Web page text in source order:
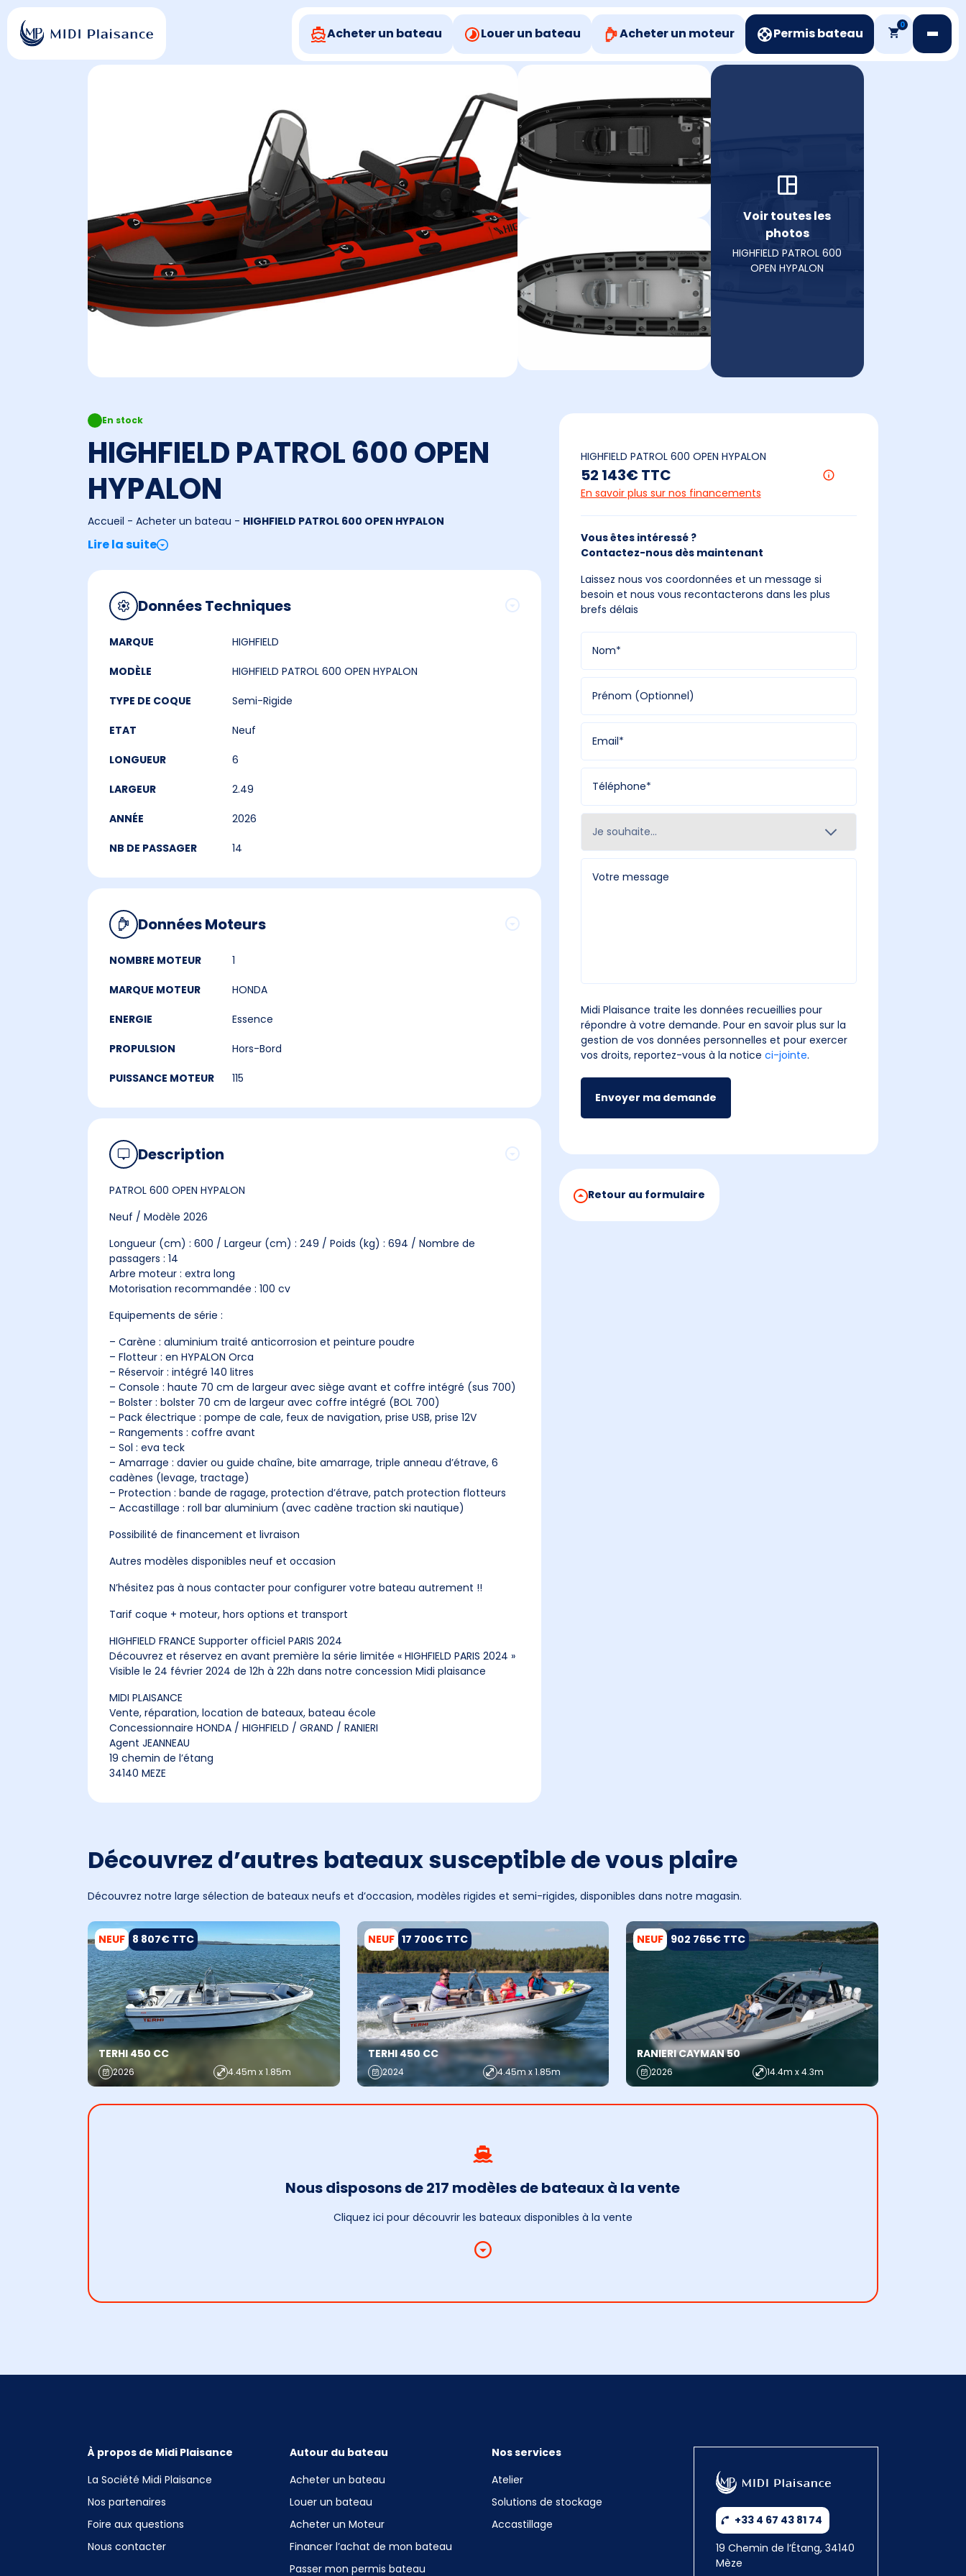
Acheter un bateau Louer un bateau Acheter un moteur Permis bateau
0
Voir toutes les
photos
HIGHFIELD PATROL 600
OPEN HYPALON
En stock
HIGHFIELD PATROL 600 OPEN
HYPALON
Accueil - Acheter un bateau - HIGHFIELD PATROL 600 OPEN HYPALON
Lire la suite
Données Techniques
MARQUE HIGHFIELD
MODÈLE HIGHFIELD PATROL 600 OPEN HYPALON
TYPE DE COQUE Semi-Rigide
ETAT Neuf
LONGUEUR 6
LARGEUR 2.49
ANNÉE 2026
NB DE PASSAGER 14
Données Moteurs
NOMBRE MOTEUR 1
MARQUE MOTEUR HONDA
ENERGIE Essence
PROPULSION Hors-Bord
PUISSANCE MOTEUR 115
Description
PATROL 600 OPEN HYPALON
Neuf / Modèle 2026
Longueur (cm) : 600 / Largeur (cm) : 249 / Poids (kg) : 694 / Nombre de
passagers : 14
Arbre moteur : extra long
Motorisation recommandée : 100 cv
Equipements de série :
– Carène : aluminium traité anticorrosion et peinture poudre
– Flotteur : en HYPALON Orca
– Réservoir : intégré 140 litres
– Console : haute 70 cm de largeur avec siège avant et coffre intégré (sus 700)
– Bolster : bolster 70 cm de largeur avec coffre intégré (BOL 700)
– Pack électrique : pompe de cale, feux de navigation, prise USB, prise 12V
– Rangements : coffre avant
– Sol : eva teck
– Amarrage : davier ou guide chaîne, bite amarrage, triple anneau d’étrave, 6
cadènes (levage, tractage)
– Protection : bande de ragage, protection d’étrave, patch protection flotteurs
– Accastillage : roll bar aluminium (avec cadène traction ski nautique)
Possibilité de financement et livraison
Autres modèles disponibles neuf et occasion
N’hésitez pas à nous contacter pour configurer votre bateau autrement !!
Tarif coque + moteur, hors options et transport
HIGHFIELD FRANCE Supporter officiel PARIS 2024
Découvrez et réservez en avant première la série limitée « HIGHFIELD PARIS 2024 »
Visible le 24 février 2024 de 12h à 22h dans notre concession Midi plaisance
MIDI PLAISANCE
Vente, réparation, location de bateaux, bateau école
Concessionnaire HONDA / HIGHFIELD / GRAND / RANIERI
Agent JEANNEAU
19 chemin de l’étang
34140 MEZE
HIGHFIELD PATROL 600 OPEN HYPALON
52 143€ TTC
En savoir plus sur nos financements
Vous êtes intéressé ?
Contactez-nous dès maintenant
Laissez nous vos coordonnées et un message si
besoin et nous vous recontacterons dans les plus
brefs délais
Midi Plaisance traite les données recueillies pour
répondre à votre demande. Pour en savoir plus sur la
gestion de vos données personnelles et pour exercer
vos droits, reportez-vous à la notice ci-jointe.
Envoyer ma demande
Retour au formulaire
Découvrez d’autres bateaux susceptible de vous plaire
Découvrez notre large sélection de bateaux neufs et d’occasion, modèles rigides et semi-rigides, disponibles dans notre magasin.
NEUF 8 807€ TTC
TERHI 450 CC
2026 4.45m x 1.85m
NEUF 17 700€ TTC
TERHI 450 CC
2024 4.45m x 1.85m
NEUF 902 765€ TTC
RANIERI CAYMAN 50
2026 14.4m x 4.3m
Nous disposons de 217 modèles de bateaux à la vente
Cliquez ici pour découvrir les bateaux disponibles à la vente
À propos de Midi Plaisance
La Société Midi Plaisance
Nos partenaires
Foire aux questions
Nous contacter
Autour du bateau
Acheter un bateau
Louer un bateau
Acheter un Moteur
Financer l’achat de mon bateau
Passer mon permis bateau
Nos services
Atelier
Solutions de stockage
Accastillage
+33 4 67 43 81 74
19 Chemin de l’Étang, 34140
Mèze